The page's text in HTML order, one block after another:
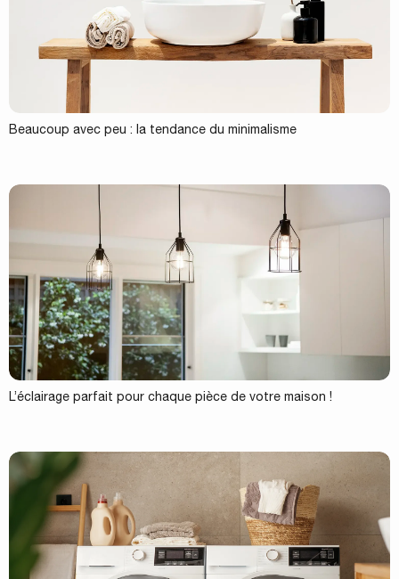
Beaucoup avec peu : la tendance du minimalisme
L’éclairage parfait pour chaque pièce de votre maison !